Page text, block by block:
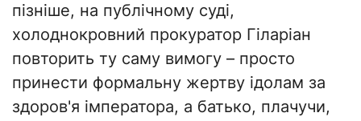
пізніше, на публічному суді,
холоднокровний прокуратор Гіларіан
повторить ту саму вимогу – просто
принести формальну жертву ідолам за
здоров'я імператора, а батько, плачучи,